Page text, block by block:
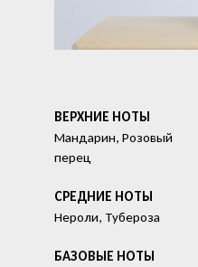
ВЕРХНИЕ НОТЫ
Мандарин, Розовый
перец
СРЕДНИЕ НОТЫ
Нероли, Тубероза
БАЗОВЫЕ НОТЫ